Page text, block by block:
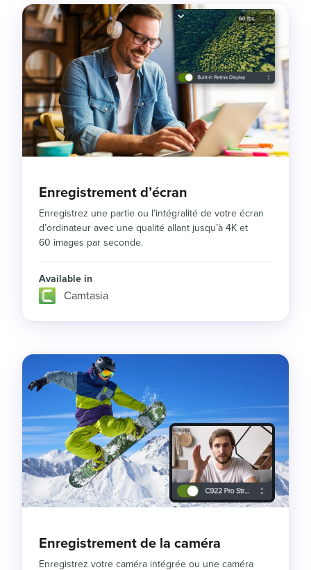
Enregistrement d’écran
Enregistrez une partie ou l’intégralité de votre écran
d’ordinateur avec une qualité allant jusqu’à 4K et
60 images par seconde.
Available in
Camtasia
Enregistrement de la caméra
Enregistrez votre caméra intégrée ou une caméra